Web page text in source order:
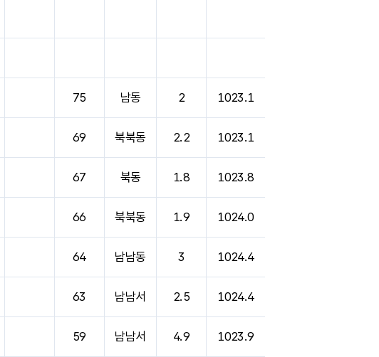
75 남동 2 1023.1
69 북북동 2.2 1023.1
67 북동 1.8 1023.8
66 북북동 1.9 1024.0
64 남남동 3 1024.4
63 남남서 2.5 1024.4
59 남남서 4.9 1023.9